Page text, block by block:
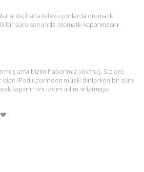
hatta televizyonlarda otomatik
bir süre sonunda otomatik kapanmasını
ama bizim haberimiz yokmuş. Sizlere
olan iPod üzerinden müzik dinlerken bir süre
kapanır onu adım adım anlatmaya
1